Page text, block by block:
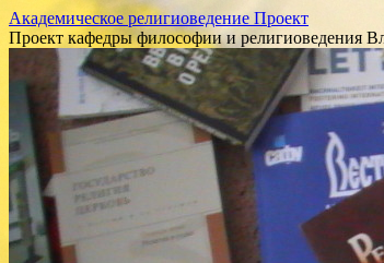
Академическое религиоведение Проект
Проект кафедры философии и религиоведения